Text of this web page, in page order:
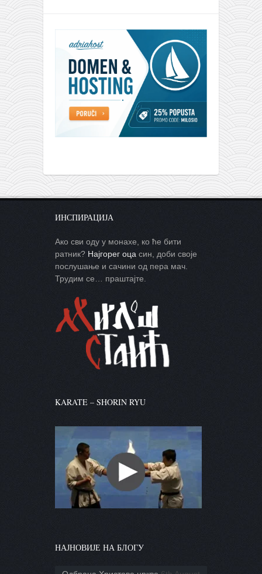
ИНСПИРАЦИЈА
Ако сви оду у монахе, ко ће бити
ратник? Најгорег оца син, доби своје
послушање и сачини од пера мач.
Трудим се… праштајте.
KARATE – SHORIN RYU
НАЈНОВИЈЕ НА БЛОГУ